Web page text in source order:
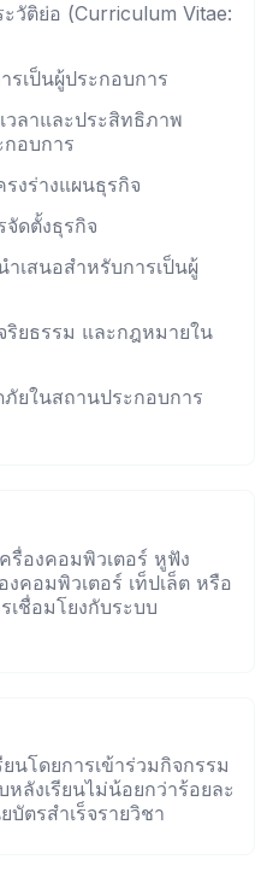
วัติย่อ (Curriculum Vitae:
เป็นผู้ประกอบการ
วลาและประสิทธิภาพ
กอบการ
งร่างแผนธุรกิจ
ดตั้งธุรกิจ
เสนอสำหรับการเป็นผู้
ยธรรม และกฎหมายใน
ยในสถานประกอบการ
รื่องคอมพิวเตอร์ หูฟัง
งคอมพิวเตอร์ เท็ปเล็ต หรือ
เชื่อมโยงกับระบบ
นโดยการเข้าร่วมกิจกรรม
ลังเรียนไม่น้อยกว่าร้อยละ
ตรสำเร็จรายวิชา